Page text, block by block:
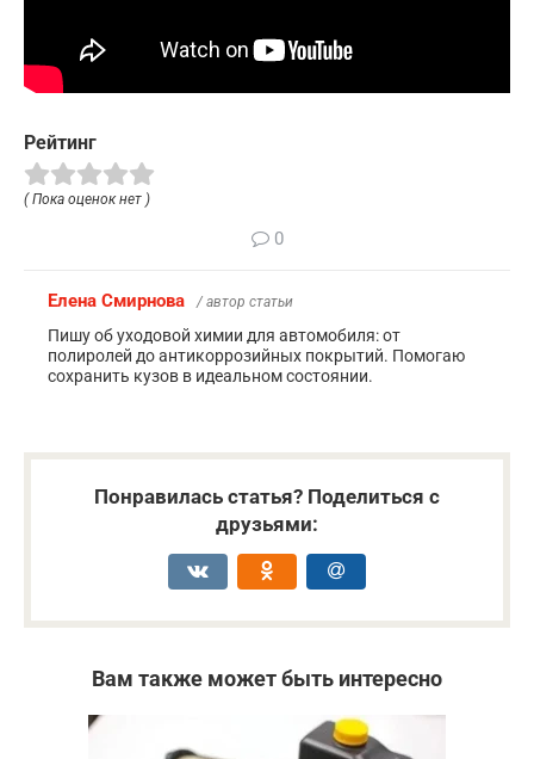
Рейтинг
( Пока оценок нет )
0
Елена Смирнова / автор статьи
Пишу об уходовой химии для автомобиля: от
полиролей до антикоррозийных покрытий. Помогаю
сохранить кузов в идеальном состоянии.
Понравилась статья? Поделиться с
друзьями:
Вам также может быть интересно